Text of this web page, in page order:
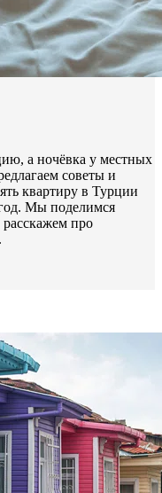
а ночёвка у местных
советы и
квартиру в Турции
Мы поделимся
про